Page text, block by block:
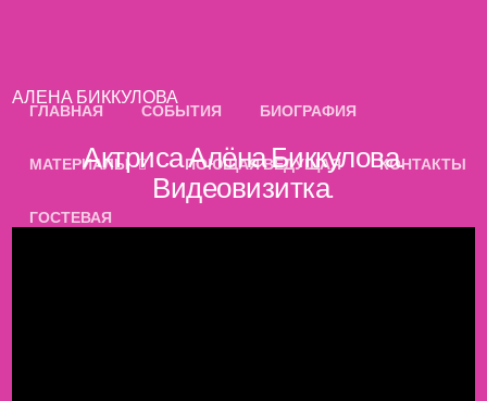
АЛЕНА БИККУЛОВА
ГЛАВНАЯ СОБЫТИЯ БИОГРАФИЯ
МАТЕРИАЛЫ ПОЮЩАЯ ВЕДУЩАЯ КОНТАКТЫ
ГОСТЕВАЯ
Актриса Алёна Биккулова.
Видеовизитка.